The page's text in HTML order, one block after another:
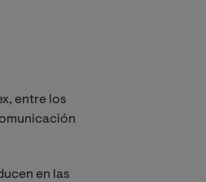
entre los
en las